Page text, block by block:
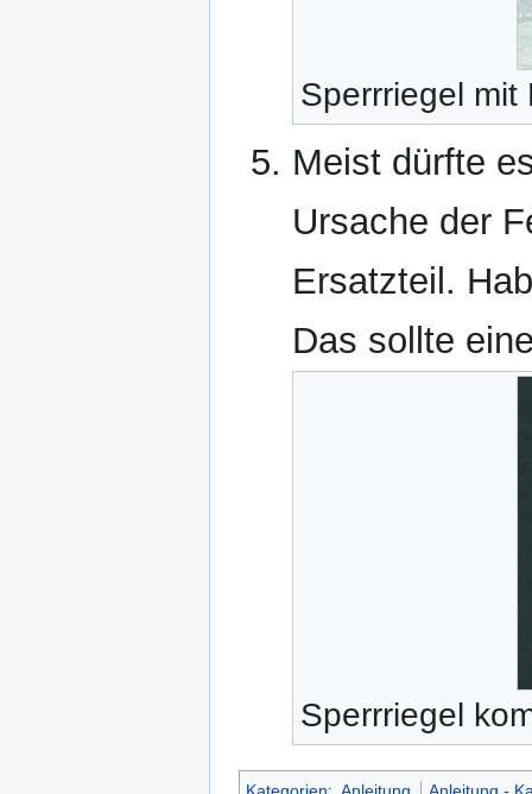
Sperrriegel mit
Meist dürfte
Ursache der
Ersatzteil.
Das sollte
Sperrriegel